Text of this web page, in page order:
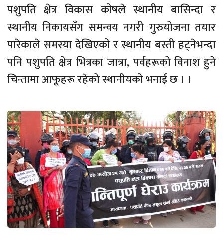
पशुपति क्षेत्र विकास कोषले स्थानीय बासिन्दा र
स्थानीय निकायसँग समन्वय नगरी गुरुयोजना तयार
पारेकाले समस्या देखिएको र स्थानीय बस्ती हट्नेभन्दा
पनि पशुपति क्षेत्र भित्रका जात्रा, पर्वहरूको विनाश हुने
चिन्तामा आफूहरू रहेको स्थानीयको भनाई छ । ।